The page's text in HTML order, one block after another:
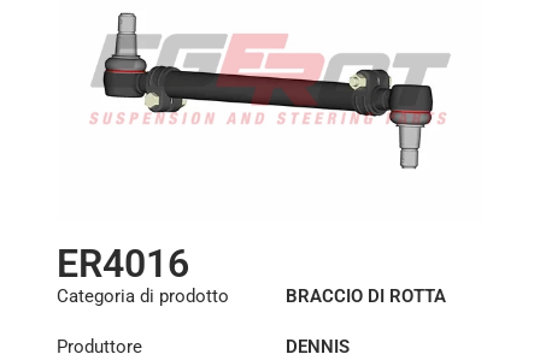
ER4016
Categoria di prodotto BRACCIO DI ROTTA
Produttore DENNIS